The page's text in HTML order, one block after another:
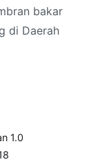
bakar
di Daerah
1.0